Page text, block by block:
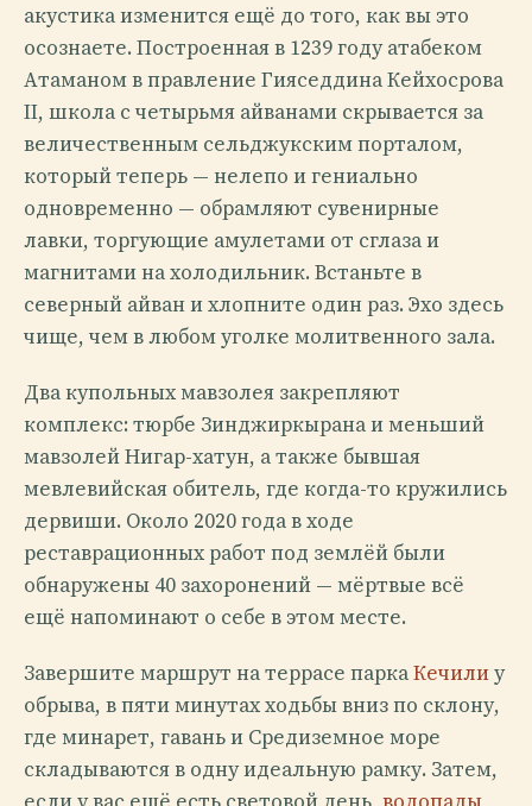
акустика изменится ещё до того, как вы это
осознаете. Построенная в 1239 году атабеком
Атаманом в правление Гияседдина Кейхосрова
II, школа с четырьмя айванами скрывается за
величественным сельджукским порталом,
который теперь — нелепо и гениально
одновременно — обрамляют сувенирные
лавки, торгующие амулетами от сглаза и
магнитами на холодильник. Встаньте в
северный айван и хлопните один раз. Эхо здесь
чище, чем в любом уголке молитвенного зала.
Два купольных мавзолея закрепляют
комплекс: тюрбе Зинджиркырана и меньший
мавзолей Нигар-хатун, а также бывшая
мевлевийская обитель, где когда-то кружились
дервиши. Около 2020 года в ходе
реставрационных работ под землёй были
обнаружены 40 захоронений — мёртвые всё
ещё напоминают о себе в этом месте.
Завершите маршрут на террасе паркаКечилиу
обрыва, в пяти минутах ходьбы вниз по склону,
где минарет, гавань и Средиземное море
складываются в одну идеальную рамку. Затем,